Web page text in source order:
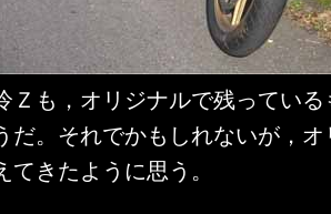
Ｚも，オリジナルで残ってい
だ。それでかもしれないが，
きたように思う。